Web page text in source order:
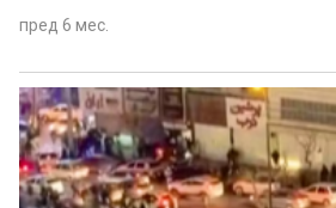
пред 6 мес.